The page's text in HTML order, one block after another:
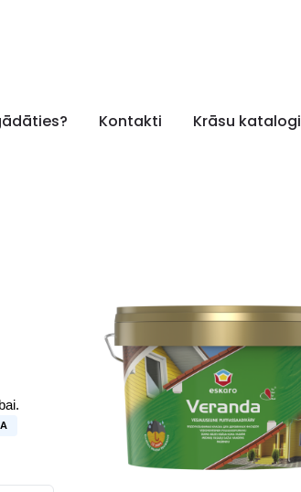
Kontakti Krāsu katalogi